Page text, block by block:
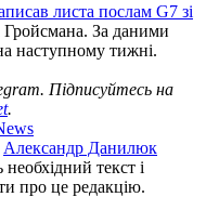
листа послам G7 зі
За даними
наступному тижні.
Підписуйтесь на
.
Александр Данилюк
текст і
про це редакцію.